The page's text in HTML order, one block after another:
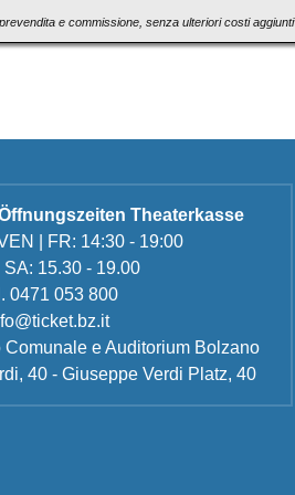
e commissione, senza ulteriori costi
Theaterkasse
| FR: 14:30 - 19:00
SA: 15.30 - 19.00
0471 053 800
e Auditorium Bolzano
40 - Giuseppe Verdi Platz, 40